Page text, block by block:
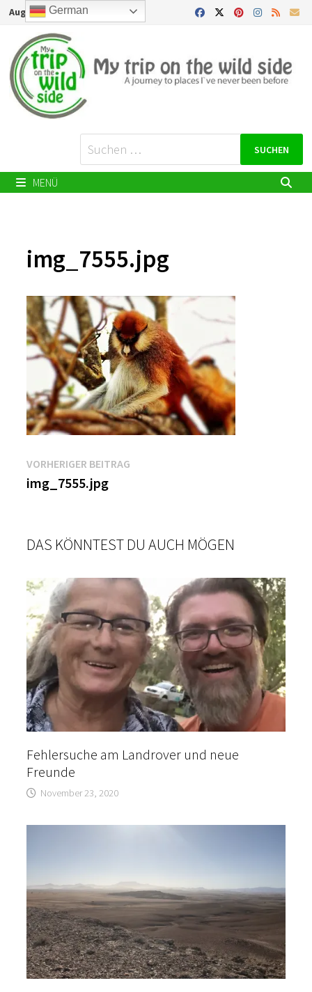
Zurück
Inhalt
August 8, 2026
Suchen
nach:
MENÜ
img_7555.jpg
Beitragsnavigation
VORHERIGER BEITRAG
img_7555.jpg
DAS KÖNNTEST DU AUCH MÖGEN
Fehlersuche am Landrover und neue
Freunde
November 23, 2020
German